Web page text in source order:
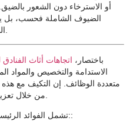
أو الاسترخاء دون الشعور بالضيق.
الضيوف الشاملة فحسب، بل
باختصار، اتجاهات أثاث الفنادق
الاستدامة والتخصيص والمواد
متعددة الوظائف. إن التكيف مع هذه
تشمل الفوائد الرئيسية لتبني هذه الاتجاهات ما يلي::